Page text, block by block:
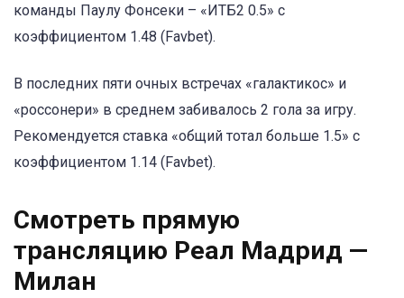
команды Паулу Фонсеки – «ИТБ2 0.5» с
коэффициентом 1.48 (Favbet).
В последних пяти очных встречах «галактикос» и
«россонери» в среднем забивалось 2 гола за игру.
Рекомендуется ставка «общий тотал больше 1.5» с
коэффициентом 1.14 (Favbet).
Смотреть прямую
трансляцию Реал Мадрид —
Милан